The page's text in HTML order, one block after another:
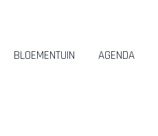
BLOEMENTUIN AGENDA